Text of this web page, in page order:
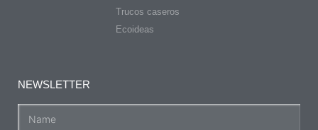
Trucos caseros
Ecoideas
NEWSLETTER